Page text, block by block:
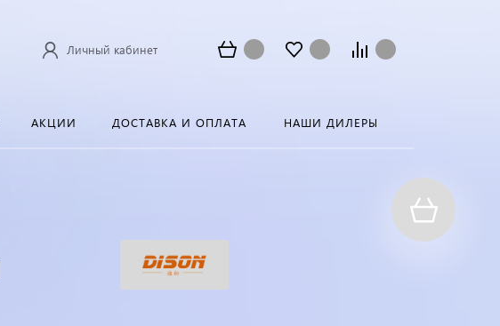
Личный кабинет
АКЦИИ ДОСТАВКА И ОПЛАТА НАШИ ДИЛЕРЫ